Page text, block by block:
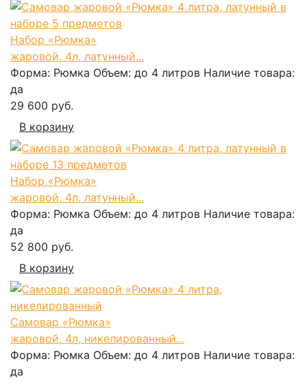
Набор «Рюмка»
жаровой, 4л, латунный...
Форма: Рюмка Объем: до 4 литров Наличие товара:
да
29 600 руб.
В корзину
Набор «Рюмка»
жаровой, 4л, латунный...
Форма: Рюмка Объем: до 4 литров Наличие товара:
да
52 800 руб.
В корзину
Самовар «Рюмка»
жаровой, 4л, никелированный...
Форма: Рюмка Объем: до 4 литров Наличие товара:
да